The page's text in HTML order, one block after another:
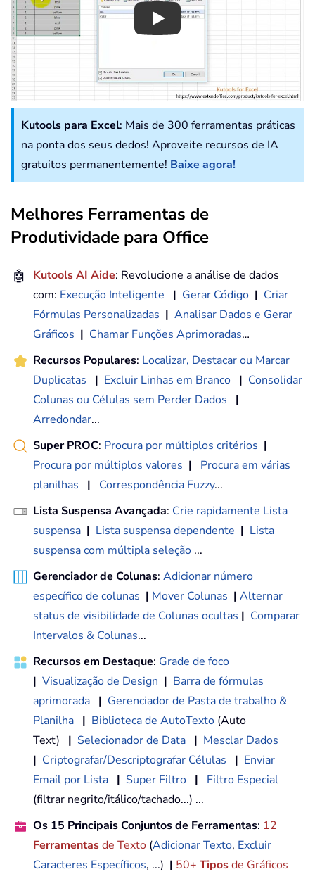
Play
Kutools para Excel: Mais de 300 ferramentas práticas
na ponta dos seus dedos! Aproveite recursos de IA
gratuitos permanentemente! Baixe agora!
Melhores Ferramentas de
Produtividade para Office
🤖 Kutools AI Aide: Revolucione a análise de dados
com: Execução Inteligente | Gerar Código | Criar
Fórmulas Personalizadas | Analisar Dados e Gerar
Gráficos | Chamar Funções Aprimoradas…
Recursos Populares: Localizar, Destacar ou Marcar
Duplicatas
| Excluir Linhas em Branco | Consolidar
Colunas ou Células sem Perder Dados
|
Arredondar...
Super PROC: Procura por múltiplos critérios |
Procura por múltiplos valores |
Procura em várias
planilhas
| Correspondência Fuzzy...
Lista Suspensa Avançada: Crie rapidamente Lista
suspensa | Lista suspensa dependente | Lista
suspensa com múltipla seleção ...
Gerenciador de Colunas: Adicionar número
específico de colunas | Mover Colunas | Alternar
status de visibilidade de Colunas ocultas | Comparar
Intervalos & Colunas...
Recursos em Destaque: Grade de foco
| Visualização de Design | Barra de fórmulas
aprimorada | Gerenciador de Pasta de trabalho &
Planilha | Biblioteca de AutoTexto (Auto
Text) | Selecionador de Data | Mesclar Dados
| Criptografar/Descriptografar Células | Enviar
Email por Lista | Super Filtro |
Filtro Especial
(filtrar negrito/itálico/tachado...) ...
Os 15 Principais Conjuntos de Ferramentas: 12
Ferramentasde Texto (Adicionar Texto, Excluir
Caracteres Específicos, ...) | 50+ Tiposde Gráficos